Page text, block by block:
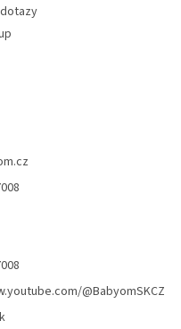
@BabyomSKCZ